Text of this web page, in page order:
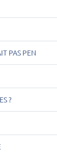
PAS PEN
?